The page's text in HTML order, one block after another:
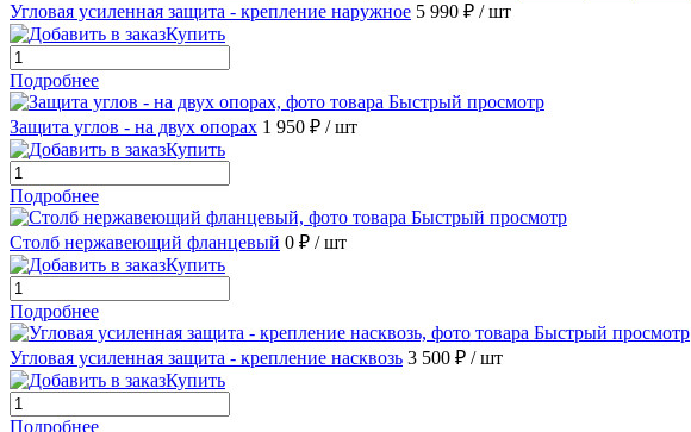
Угловая усиленная защита - крепление наружное 5 990 ₽ / шт
Купить
Подробнее
Быстрый просмотр
Защита углов - на двух опорах 1 950 ₽ / шт
Купить
Подробнее
Быстрый просмотр
Столб нержавеющий фланцевый 0 ₽ / шт
Купить
Подробнее
Быстрый просмотр
Угловая усиленная защита - крепление насквозь 3 500 ₽ / шт
Купить
Подробнее